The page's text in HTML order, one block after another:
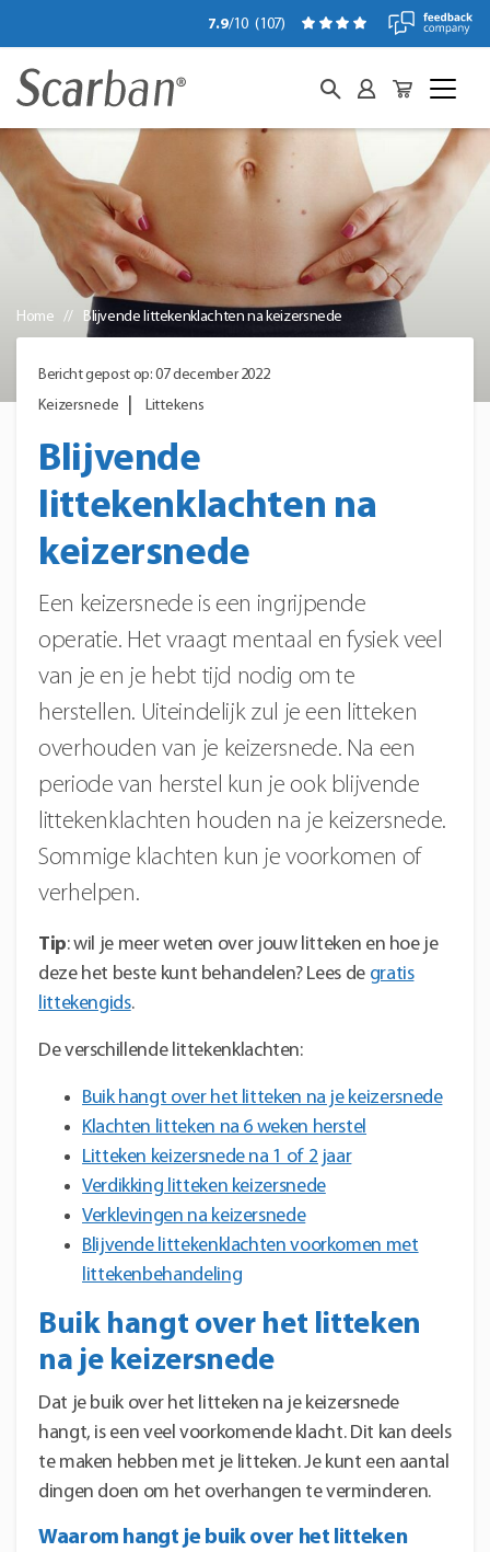
7.9/10 (107)
Home Blijvende littekenklachten na keizersnede
Bericht gepost op: 07 december 2022
Keizersnede
Littekens
Blijvende
littekenklachten na
keizersnede
Een keizersnede is een ingrijpende
operatie. Het vraagt mentaal en fysiek veel
van je en je hebt tijd nodig om te
herstellen. Uiteindelijk zul je een litteken
overhouden van je keizersnede. Na een
periode van herstel kun je ook blijvende
littekenklachten houden na je keizersnede.
Sommige klachten kun je voorkomen of
verhelpen.
Tip: wil je meer weten over jouw litteken en hoe je
deze het beste kunt behandelen? Lees de gratis
littekengids.
De verschillende littekenklachten:
Buik hangt over het litteken na je keizersnede
Klachten litteken na 6 weken herstel
Litteken keizersnede na 1 of 2 jaar
Verdikking litteken keizersnede
Verklevingen na keizersnede
Blijvende littekenklachten voorkomen met
littekenbehandeling
Buik hangt over het litteken
na je keizersnede
Dat je buik over het litteken na je keizersnede
hangt, is een veel voorkomende klacht. Dit kan deels
te maken hebben met je litteken. Je kunt een aantal
dingen doen om het overhangen te verminderen.
Waarom hangt je buik over het litteken